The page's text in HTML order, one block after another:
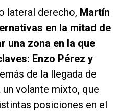
lateral derecho, Martín
en la mitad de
una zona en la que
Enzo Pérez y
de la llegada de
volante mixto, que
posiciones en el